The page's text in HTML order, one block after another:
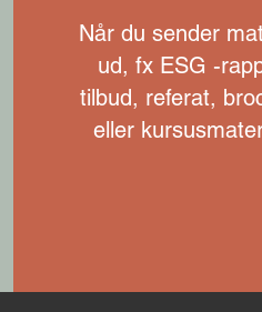
Når du sender
ud, fx ESG -
tilbud, referat,
eller